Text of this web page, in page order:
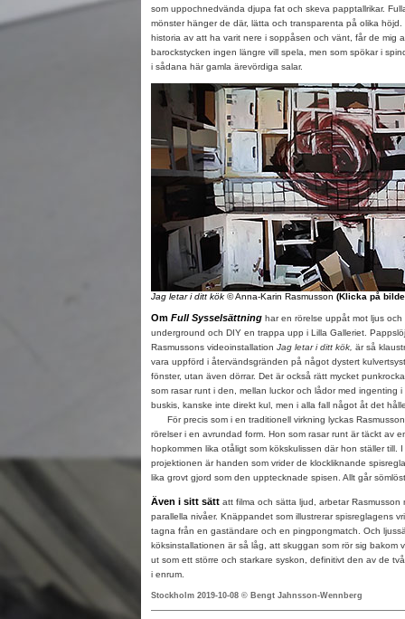
som uppochnedvända djupa fat och skeva papptallrikar.
mönster hänger de där, lätta och transparenta på olika höjd.
historia av att ha varit nere i soppåsen och vänt, får de mig
barockstycken ingen längre vill spela, men som spökar i
i sådana här gamla ärevördiga salar.
Jag letar i ditt kök © Anna-Karin Rasmusson (Klicka på
Om Full Sysselsättninghar en rörelse uppåt mot ljus och
underground och DIY en trappa upp i Lilla Galleriet.
Rasmussons videoinstallation Jag letar i ditt kök, är så
vara uppförd i återvändsgränden på något dystert
fönster, utan även dörrar. Det är också rätt mycket
som rasar runt i den, mellan luckor och lådor med ingenting i
buskis, kanske inte direkt kul, men i alla fall något åt det
För precis som i en traditionell virkning lyckas
rörelser i en avrundad form. Hon som rasar runt är täckt av
hopkommen lika otåligt som kökskulissen där hon ställer till.
projektionen är handen som vrider de klockliknande
lika grovt gjord som den upptecknade spisen. Allt går
Även i sitt sättatt filma och sätta ljud, arbetar Rasmusson
parallella nivåer. Knäppandet som illustrerar spisreglagens
tagna från en gaständare och en pingpongmatch. Och
köksinstallationen är så låg, att skuggan som rör sig bakom
ut som ett större och starkare syskon, definitivt den av de
i enrum.
Stockholm 2019-10-08 © Bengt Jahnsson-Wennberg